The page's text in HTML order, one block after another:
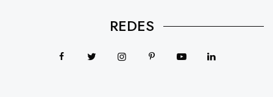
REDES